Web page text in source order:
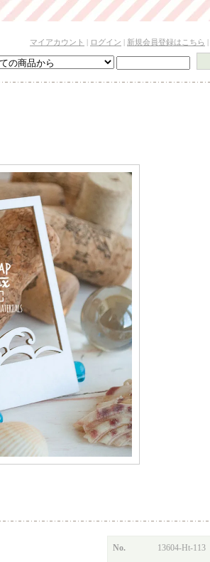
マイアカウント | ログイン | 新規会員登録はこちら |
No. 13604-Ht-113